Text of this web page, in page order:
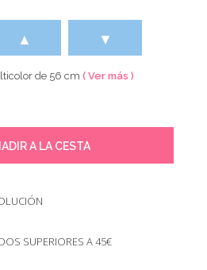
▲ ▼
de 56 cm( Ver más )
A LA CESTA
SUPERIORES A 45€